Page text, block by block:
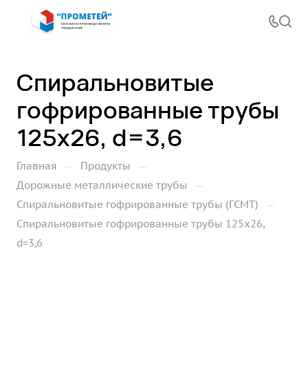
Спиральновитые
гофрированные трубы
125х26, d=3,6
Главная — Продукты —
Дорожные металлические трубы —
Спиральновитые гофрированные трубы (ГСМТ) —
Спиральновитые гофрированные трубы 125х26,
d=3,6